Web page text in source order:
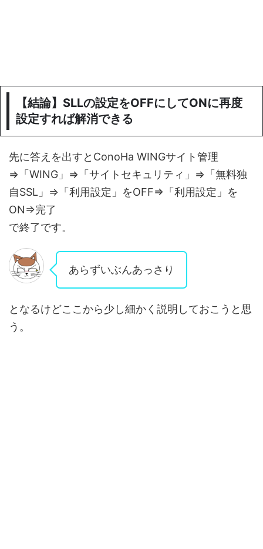
【結論】SLLの設定をOFFにしてONに再度
設定すれば解消できる
先に答えを出すとConoHa WINGサイト管理
⇒「WING」⇒「サイトセキュリティ」⇒「無料独
自SSL」⇒「利用設定」をOFF⇒「利用設定」を
ON⇒完了
で終了です。
あらずいぶんあっさり
となるけどここから少し細かく説明しておこうと思
う。